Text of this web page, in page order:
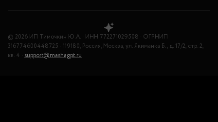
© 2026 ИП Тимочкин Ю.А. · ИНН 772271029508 · ОГРНИП
316774600448725 · 119180, Россия, Москва, ул. Якиманка Б., д. 17/2, стр. 2,
кв. 4 · support@mashagpt.ru